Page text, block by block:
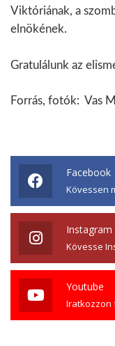
Viktóriának, a
elnökének.
Gratulálunk az
Forrás, fotók: Vas
Facebook
Kövessen
Instagram
Kövesse
Youtube
Iratkozzon